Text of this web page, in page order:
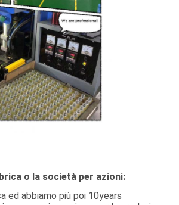
o la società per azioni:
ed abbiamo più poi 10years